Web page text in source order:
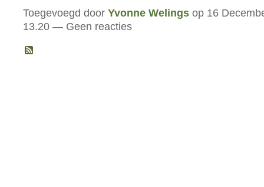
Toegevoegd door Yvonne Welings op 16
13.20 — Geen reacties